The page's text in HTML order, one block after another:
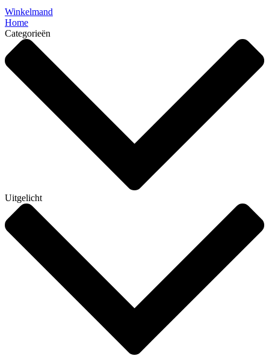
Winkelmand
Home
Categorieën
Uitgelicht